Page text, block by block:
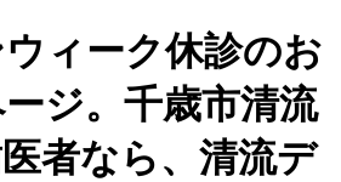
ィーク休診のお
ジ。千歳市清流
者なら、清流デ